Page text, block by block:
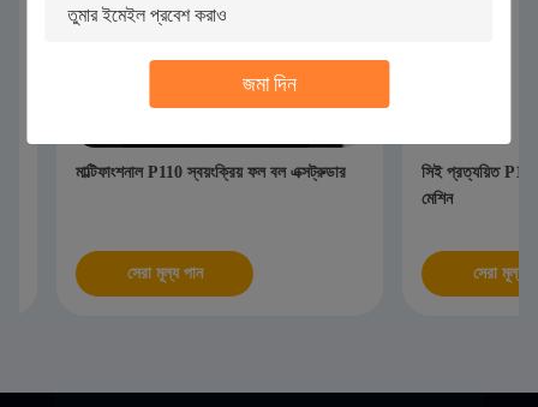
জমা দিন
মাল্টিফাংশনাল P110 স্বয়ংক্রিয় ফল বল এক্সট্রুডার
সেরা মূল্য পান
সিই প্রত্যয়িত P160
সেরা মূল্য পান